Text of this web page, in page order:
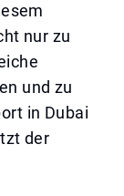
nur zu
und zu
in Dubai
der